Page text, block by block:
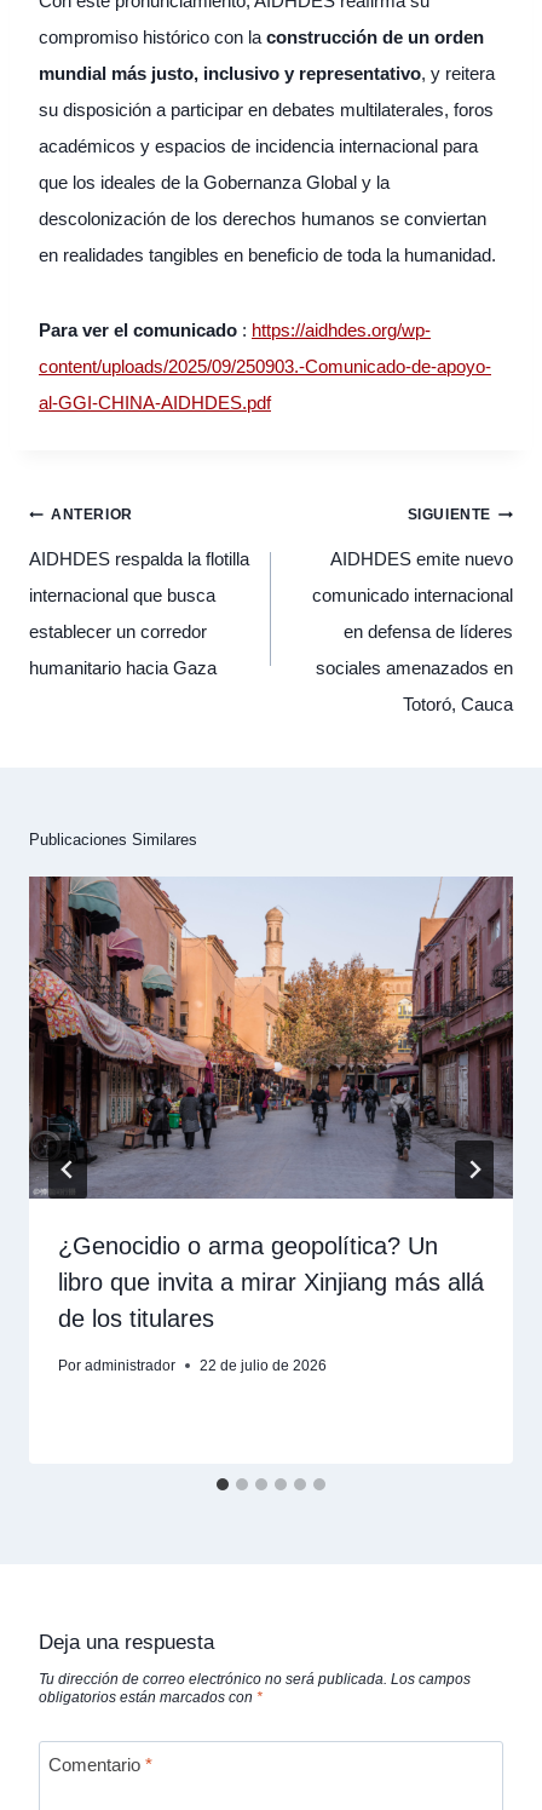
compromiso histórico con la construcción de un orden
mundial más justo, inclusivo y representativo, y reitera
su disposición a participar en debates multilaterales, foros
académicos y espacios de incidencia internacional para
que los ideales de la Gobernanza Global y la
descolonización de los derechos humanos se conviertan
en realidades tangibles en beneficio de toda la humanidad.
Para ver el comunicado : https://aidhdes.org/wp-
content/uploads/2025/09/250903.-Comunicado-de-apoyo-
al-GGI-CHINA-AIDHDES.pdf
Navegación
entradas
ANTERIOR
AIDHDES respalda la flotilla
internacional que busca
establecer un corredor
humanitario hacia Gaza
SIGUIENTE
AIDHDES emite nuevo
comunicado internacional
en defensa de líderes
sociales amenazados en
Totoró, Cauca
Publicaciones Similares
¿Genocidio o arma geopolítica? Un
libro que invita a mirar Xinjiang más allá
de los titulares
Por administrador 22 de julio de 2026
Deja una respuesta
Tu dirección de correo electrónico no será publicada. Los campos
obligatorios están marcados con *
Comentario *